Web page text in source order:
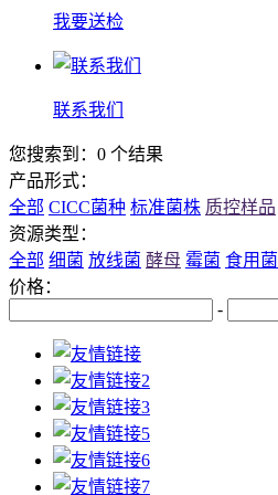
我要送检
联系我们
您搜索到：0 个结果
产品形式：
全部 CICC菌种 标准菌株 质控样品
资源类型：
全部 细菌 放线菌 酵母 霉菌 食用菌
价格：
-